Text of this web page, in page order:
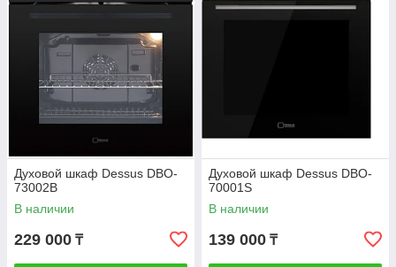
Духовой шкаф Dessus DBO-
73002B
В наличии
229 000 ₸
Духовой шкаф Dessus DBO-
70001S
В наличии
139 000 ₸